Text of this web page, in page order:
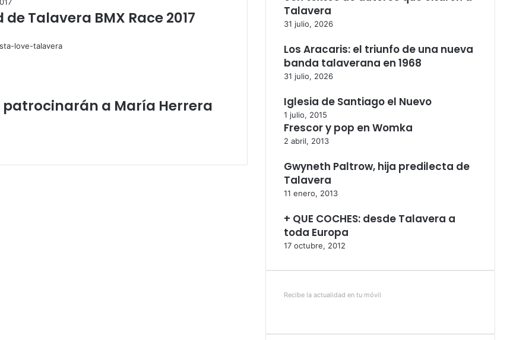
u
z
á
m
a
d
Talavera BMX Race 2017
a María Herrera
Talavera
31 julio, 2026
Los Aracaris: el triunfo de una nueva
banda talaverana en 1968
31 julio, 2026
Iglesia de Santiago el Nuevo
1 julio, 2015
Frescor y pop en Womka
2 abril, 2013
Gwyneth Paltrow, hija predilecta de
Talavera
11 enero, 2013
+ QUE COCHES: desde Talavera a
toda Europa
17 octubre, 2012
Recibe la actualidad en tu móvil